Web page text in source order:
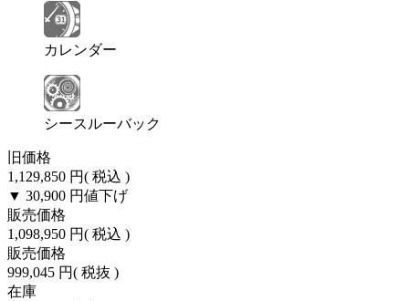
カレンダー
シースルーバック
旧価格
1,129,850 円( 税込 )
▼ 30,900 円値下げ
販売価格
1,098,950 円( 税込 )
販売価格
999,045 円( 税抜 )
在庫